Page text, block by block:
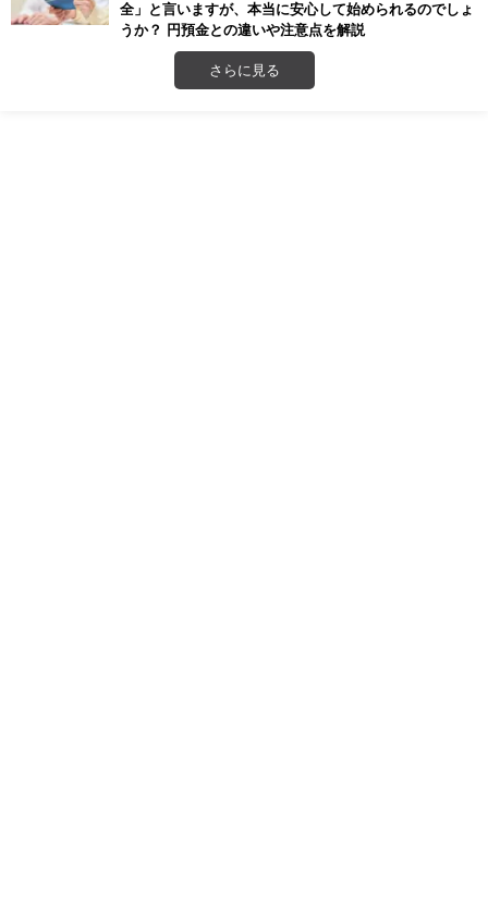
全」と言いますが、本当に安心して始められるのでしょ
うか？ 円預金との違いや注意点を解説
さらに見る